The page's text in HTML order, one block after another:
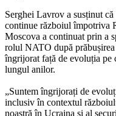
Serghei Lavrov a susținut
continue războiul împotriva
Moscova a continuat prin a
rolul NATO după
îngrijorat față de evoluția pe
lungul anilor.
„Suntem îngrijorați de
inclusiv în contextul
noastră în Ucraina și al